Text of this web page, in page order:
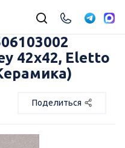
42х42, Eletto
Поделиться